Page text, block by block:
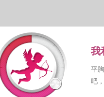
我
平
吧